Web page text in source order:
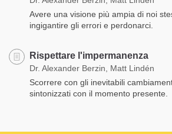
Avere una visione più ampia di noi
ingigantire gli errori e perdonarci.
Rispettare l'impermanenza
Dr. Alexander Berzin, Matt Lindén
Scorrere con gli inevitabili
sintonizzati con il momento presente.